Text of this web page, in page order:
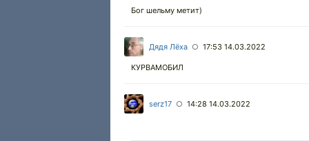
Бог шельму метит)
Дядя Лёха ○ 17:53 14.03.2022
КУРВАМОБИЛ
serz17 ○ 14:28 14.03.2022